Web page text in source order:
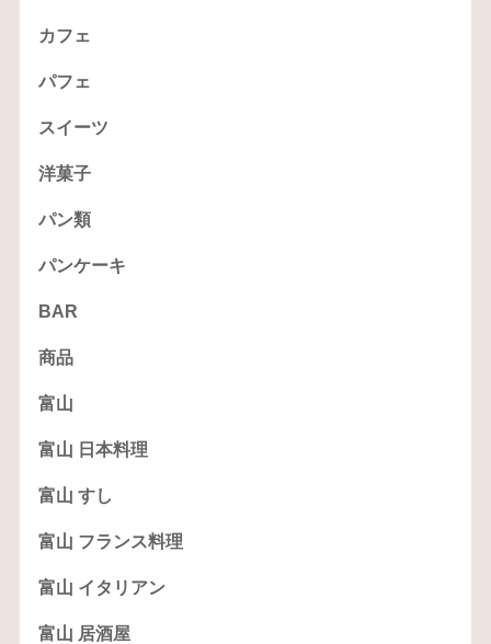
カフェ
パフェ
スイーツ
洋菓子
パン類
パンケーキ
BAR
商品
富山
富山 日本料理
富山 すし
富山 フランス料理
富山 イタリアン
富山 居酒屋